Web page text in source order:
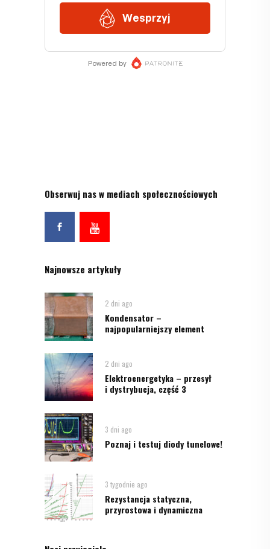
Obserwuj nas w mediach społecznościowych
Najnowsze artykuły
2 dni ago
Kondensator –
najpopularniejszy element
2 dni ago
Elektroenergetyka – przesył
i dystrybucja, część 3
3 dni ago
Poznaj i testuj diody tunelowe!
3 tygodnie ago
Rezystancja statyczna,
przyrostowa i dynamiczna